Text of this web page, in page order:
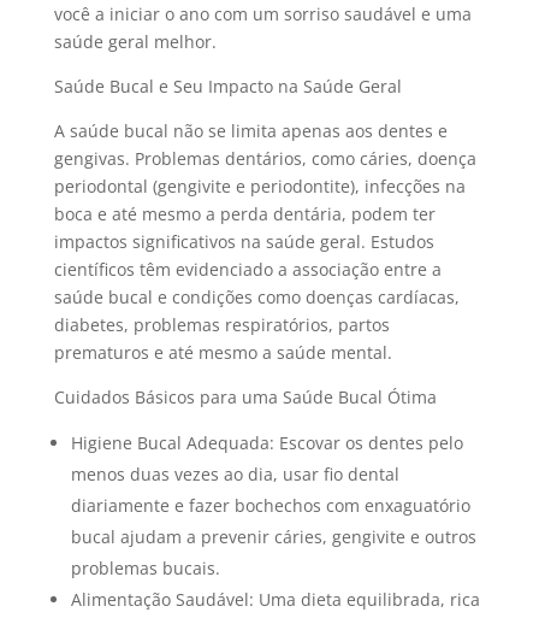
você a iniciar o ano com um sorriso saudável e uma
saúde geral melhor.
Saúde Bucal e Seu Impacto na Saúde Geral
A saúde bucal não se limita apenas aos dentes e
gengivas. Problemas dentários, como cáries, doença
periodontal (gengivite e periodontite), infecções na
boca e até mesmo a perda dentária, podem ter
impactos significativos na saúde geral. Estudos
científicos têm evidenciado a associação entre a
saúde bucal e condições como doenças cardíacas,
diabetes, problemas respiratórios, partos
prematuros e até mesmo a saúde mental.
Cuidados Básicos para uma Saúde Bucal Ótima
Higiene Bucal Adequada: Escovar os dentes pelo
menos duas vezes ao dia, usar fio dental
diariamente e fazer bochechos com enxaguatório
bucal ajudam a prevenir cáries, gengivite e outros
problemas bucais.
Alimentação Saudável: Uma dieta equilibrada, rica